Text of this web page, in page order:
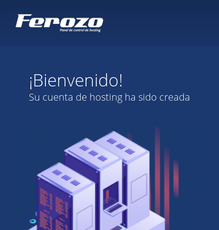
¡Bienvenido!
Su cuenta de hosting ha sido creada